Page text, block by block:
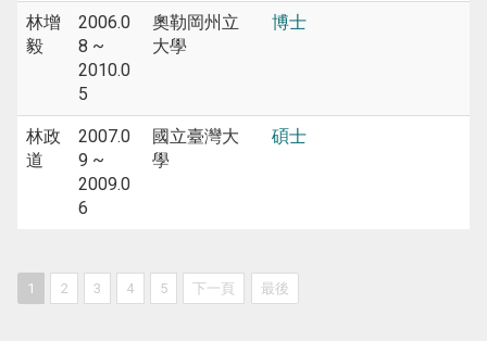
林增
毅
2006.0
8 ~
2010.0
5
奧勒岡州立
大學
博士
林政
道
2007.0
9 ~
2009.0
6
國立臺灣大
學
碩士
1 2 3 4 5 下一頁 最後